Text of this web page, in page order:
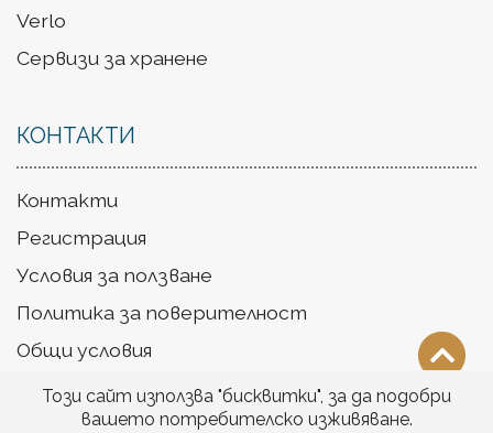
Verlo
Сервизи за хранене
КОНТАКТИ
Контакти
Регистрация
Условия за ползване
Политика за поверителност
Общи условия
Доставка
Този сайт използва "бисквитки", за да подобри
вашето потребителско изживяване.